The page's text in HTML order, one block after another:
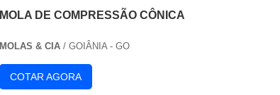
MOLA DE COMPRESSÃO CÔNICA
MOLAS & CIA / GOIÂNIA - GO
COTAR AGORA